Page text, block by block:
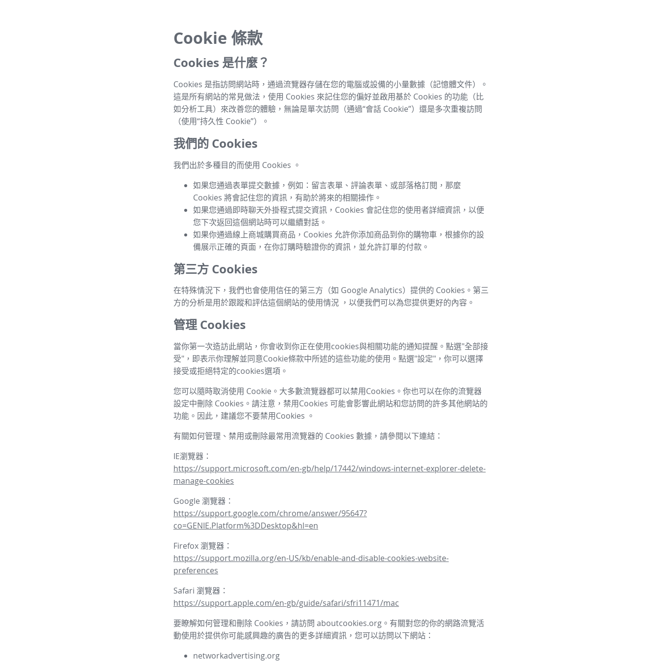
Cookie 條款
Cookies 是什麼？
Cookies 是指訪問網站時，通過流覽器存儲在您的電腦或設備的小量數據（記憶體文件）。
這是所有網站的常見做法，使用 Cookies 來記住您的偏好並啟用基於 Cookies 的功能（比
如分析工具）來改善您的體驗，無論是單次訪問（通過“會話 Cookie”）還是多次重複訪問
（使用“持久性 Cookie”）。
我們的 Cookies
我們出於多種目的而使用 Cookies 。
如果您通過表單提交數據，例如：留言表單、評論表單、或部落格訂閱，那麼
Cookies 將會記住您的資訊，有助於將來的相關操作。
如果您通過即時聊天外掛程式提交資訊，Cookies 會記住您的使用者詳細資訊，以便
您下次返回這個網站時可以繼續對話。
如果你通過線上商城購買商品，Cookies 允許你添加商品到你的購物車，根據你的設
備展示正確的頁面，在你訂購時驗證你的資訊，並允許訂單的付款。
第三方 Cookies
在特殊情況下，我們也會使用信任的第三方（如 Google Analytics）提供的 Cookies。第三
方的分析是用於跟蹤和評估這個網站的使用情況 ，以便我們可以為您提供更好的內容。
管理 Cookies
當你第一次造訪此網站，你會收到你正在使用cookies與相關功能的通知提醒。點選"全部接
受"，即表示你理解並同意Cookie條款中所述的這些功能的使用。點選"設定"，你可以選擇
接受或拒絕特定的cookies選項。
您可以隨時取消使用 Cookie。大多數流覽器都可以禁用Cookies。你也可以在你的流覽器
設定中刪除 Cookies。請注意，禁用Cookies 可能會影響此網站和您訪問的許多其他網站的
功能。因此，建議您不要禁用Cookies 。
有關如何管理、禁用或刪除最常用流覽器的 Cookies 數據，請參閱以下連結：
IE瀏覽器：
https://support.microsoft.com/en-gb/help/17442/windows-internet-explorer-delete-
manage-cookies
Google 瀏覽器：
https://support.google.com/chrome/answer/95647?
co=GENIE.Platform%3DDesktop&hl=en
Firefox 瀏覽器：
https://support.mozilla.org/en-US/kb/enable-and-disable-cookies-website-
preferences
Safari 瀏覽器：
https://support.apple.com/en-gb/guide/safari/sfri11471/mac
要瞭解如何管理和刪除 Cookies，請訪問 aboutcookies.org。有關對您的你的網路流覽活
動使用於提供你可能感興趣的廣告的更多詳細資訊，您可以訪問以下網站：
networkadvertising.org